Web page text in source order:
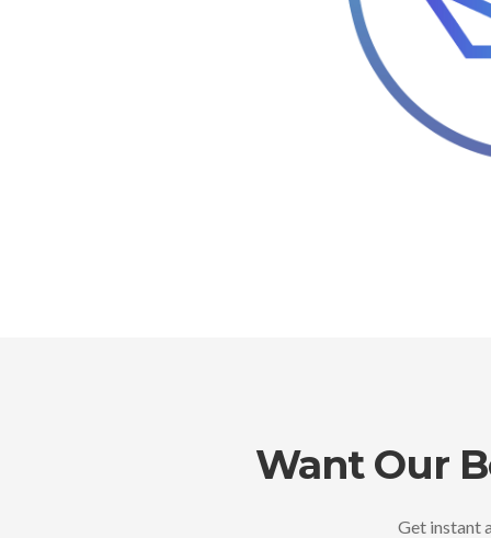
Want Our
Get instant